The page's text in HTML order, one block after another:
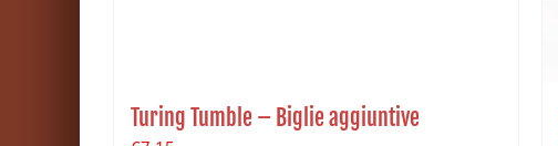
Turing Tumble – Biglie aggiuntive